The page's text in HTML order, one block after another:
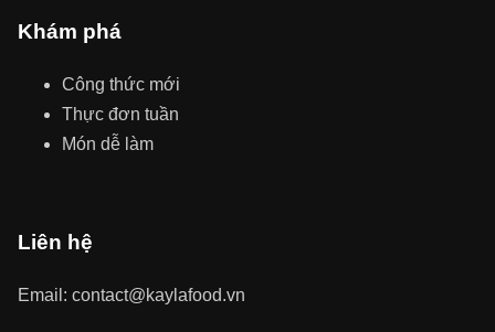
Khám phá
Công thức mới
Thực đơn tuần
Món dễ làm
Liên hệ
Email: contact@kaylafood.vn